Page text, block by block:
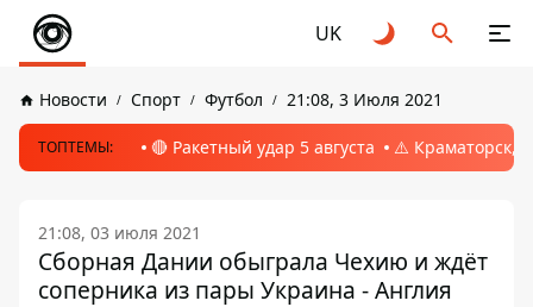
UK
Новости Спорт Футбол 21:08, 3 Июля 2021
ТОПТЕМЫ: 🔴 Ракетный удар 5 августа ⚠️ Краматорск,
21:08, 03 июля 2021
Сборная Дании обыграла Чехию и ждёт
соперника из пары Украина - Англия